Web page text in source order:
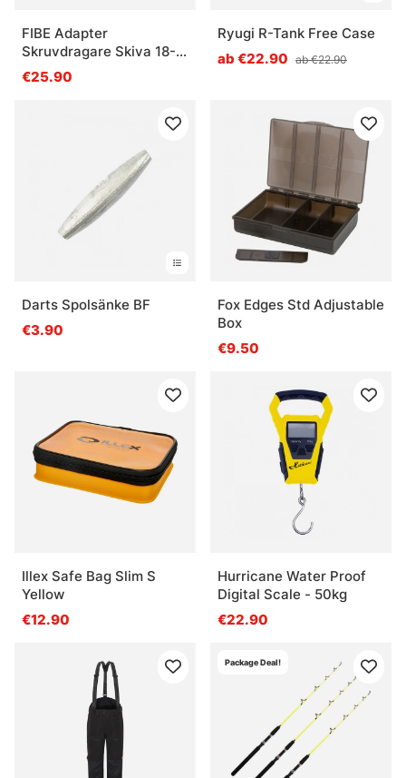
FIBE Adapter
Skruvdragare Skiva 18-
22 mm
€25.90
Ryugi R-Tank Free Case
ab €22.90 ab €22.90
Darts Spolsänke BF
€3.90
Fox Edges Std Adjustable
Box
€9.50
Illex Safe Bag Slim S
Yellow
€12.90
Hurricane Water Proof
Digital Scale - 50kg
€22.90
Package Deal!